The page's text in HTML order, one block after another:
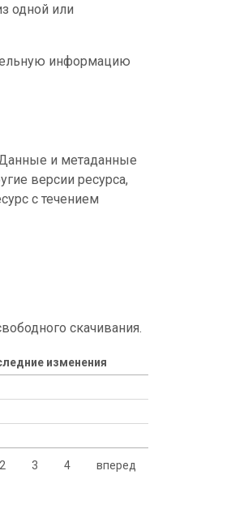
одной или
информацию
и метаданные
версии ресурса,
с течением
скачивания.
изменения
2 3 4 вперед